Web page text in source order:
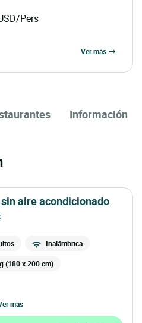
Pers
ver más
Información
Inalámbrica
(180 x 200 cm)
ver más